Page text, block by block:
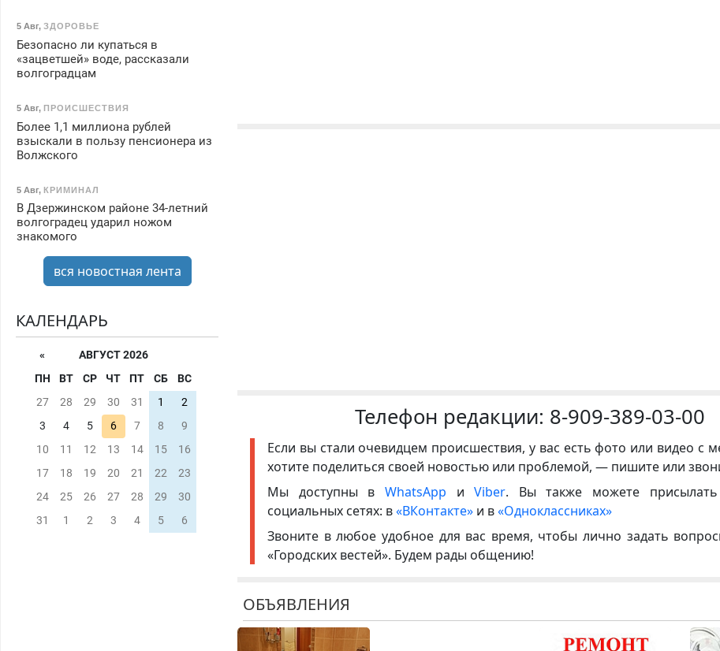
Телефон редакции: 8-909-389-03-00
Если вы стали очевидцем происшествия, у вас есть фото или видео с
хотите поделиться своей новостью или проблемой, — пишите или
Мы доступны в WhatsApp иViber. Вы также можете
социальных сетях: в«ВКонтакте» и в«Одноклассниках»
Звоните в любое удобное для вас время, чтобы лично задать
«Городских вестей». Будем рады общению!
ОБЪЯВЛЕНИЯ
5 Авг, ЗДОРОВЬЕ
Безопасно ли купаться в
«зацветшей» воде, рассказали
волгоградцам
5 Авг, ПРОИСШЕСТВИЯ
Более 1,1 миллиона рублей
взыскали в пользу пенсионера из
Волжского
5 Авг, КРИМИНАЛ
В Дзержинском районе 34-летний
волгоградец ударил ножом
знакомого
вся новостная лента
КАЛЕНДАРЬ
«
АВГУСТ 2026
ПН
ВТ СР ЧТ ПТ СБ
ВС
27
28 29 30 31 1
2
3
4 5 6 7 8
9
10
11 12 13 14 15
16
17
18 19 20 21 22
23
24
25 26 27 28 29
30
31
1 2 3 4 5 6